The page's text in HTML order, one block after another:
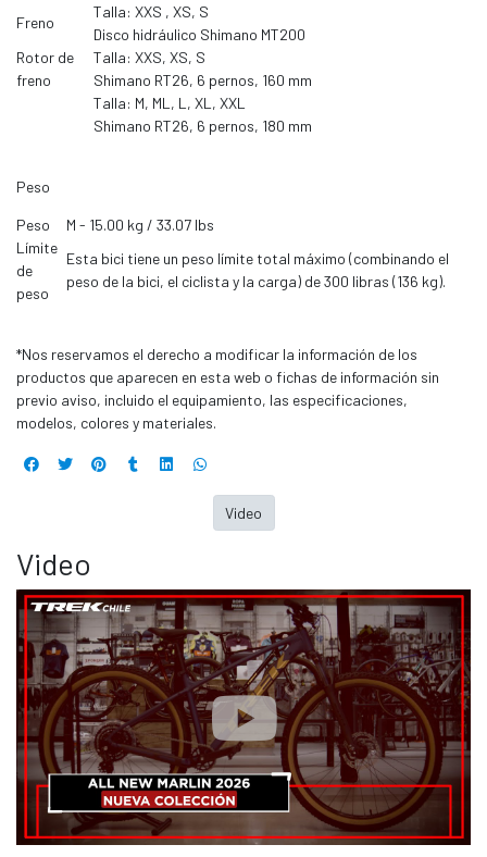
Freno
Talla: XXS , XS, S
Disco hidráulico Shimano MT200
Rotor de
freno
Talla: XXS, XS, S
Shimano RT26, 6 pernos, 160 mm
Talla: M, ML, L, XL, XXL
Shimano RT26, 6 pernos, 180 mm
Peso
Peso
M - 15.00 kg / 33.07 lbs
Límite
de
peso
Esta bici tiene un peso límite total máximo (combinando el
peso de la bici, el ciclista y la carga) de 300 libras (136 kg).
*Nos reservamos el derecho a modificar la información de los
productos que aparecen en esta web o fichas de información sin
previo aviso, incluido el equipamiento, las especificaciones,
modelos, colores y materiales.
Video
Video